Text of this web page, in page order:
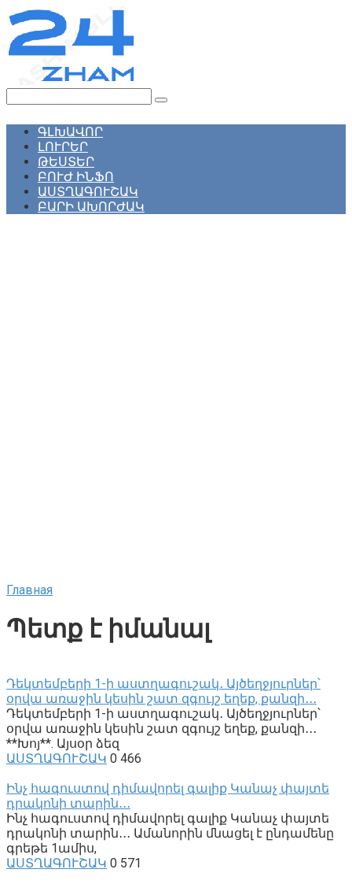
Перейти
к
контенту
ԳԼԽԱՎՈՐ
ԼՈՒՐԵՐ
ԹԵՍՏԵՐ
ԲՈՒԺ ԻՆՖՈ
ԱՍՏՂԱԳՈՒՇԱԿ
ԲԱՐԻ ԱԽՈՐԺԱԿ
Главная
Պետք է իմանալ
Դեկտեմբերի 1-ի աստղագուշակ․ Այծեղջյուրներ՝
օրվա առաջին կեսին շատ զգույշ եղեք, քանզի․․․
Դեկտեմբերի 1-ի աստղագուշակ․ Այծեղջյուրներ՝
օրվա առաջին կեսին շատ զգույշ եղեք, քանզի․․․
**Խոյ**. Այսօր ձեզ
ԱՍՏՂԱԳՈՒՇԱԿ 0 466
Ինչ հագուստով դիմավորել գալիք Կանաչ փայտե
դրակոնի տարին․․․
Ինչ հագուստով դիմավորել գալիք Կանաչ փայտե
դրակոնի տարին․․․ Ամանորին մնացել է ընդամենը
գրեթե 1ամիս,
ԱՍՏՂԱԳՈՒՇԱԿ 0 571